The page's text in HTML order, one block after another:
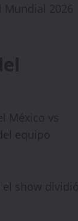
2026
México vs
equipo
el show dividió